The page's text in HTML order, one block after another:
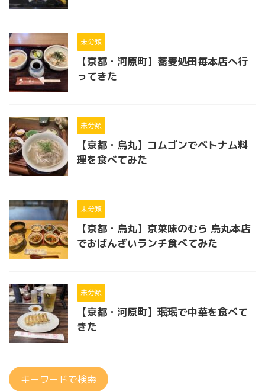
未分類
【京都・河原町】蕎麦処田毎本店へ行
ってきた
未分類
【京都・烏丸】コムゴンでベトナム料
理を食べてみた
未分類
【京都・烏丸】京菜味のむら 烏丸本店
でおばんざいランチ食べてみた
未分類
【京都・河原町】珉珉で中華を食べて
きた
キーワードで検索